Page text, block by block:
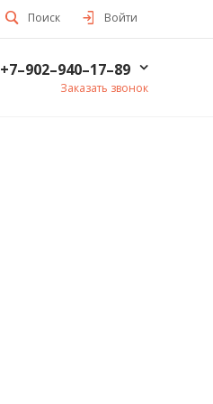
Поиск Войти
+7–902–940–17–89
Заказать звонок